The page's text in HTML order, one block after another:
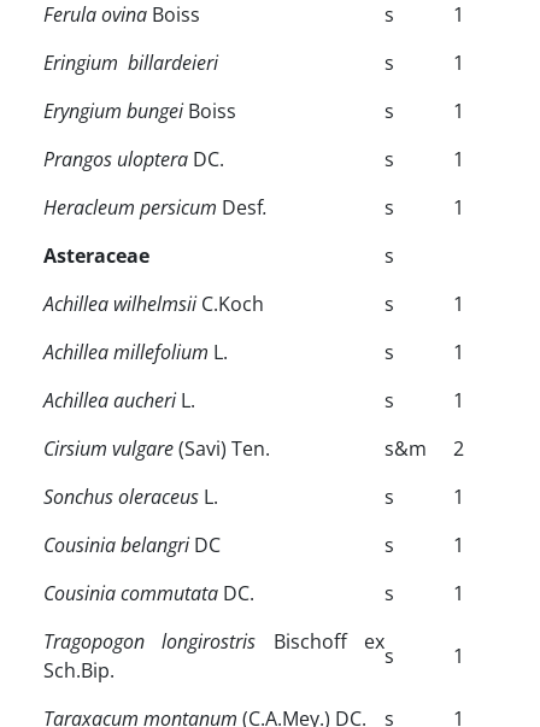
Ferula ovina Boiss s
1
Eringium billardeieri
s
1
Eryngium bungei Boiss s
1
Prangos uloptera DC. s
1
Heracleum persicum Desf. s
1
Asteraceae
s
Achillea wilhelmsii C.Koch s
1
Achillea millefolium L. s
1
Achillea aucheri L. s
1
Cirsium vulgare(Savi) Ten. s&m
2
Sonchus oleraceus L. s
1
Cousinia belangri DC s
1
Cousinia commutata DC. s
1
Tragopogon longirostris Bischoff ex
Sch.Bip.
s 1
Taraxacum montanum (C.A.Mey.) DC. s 1